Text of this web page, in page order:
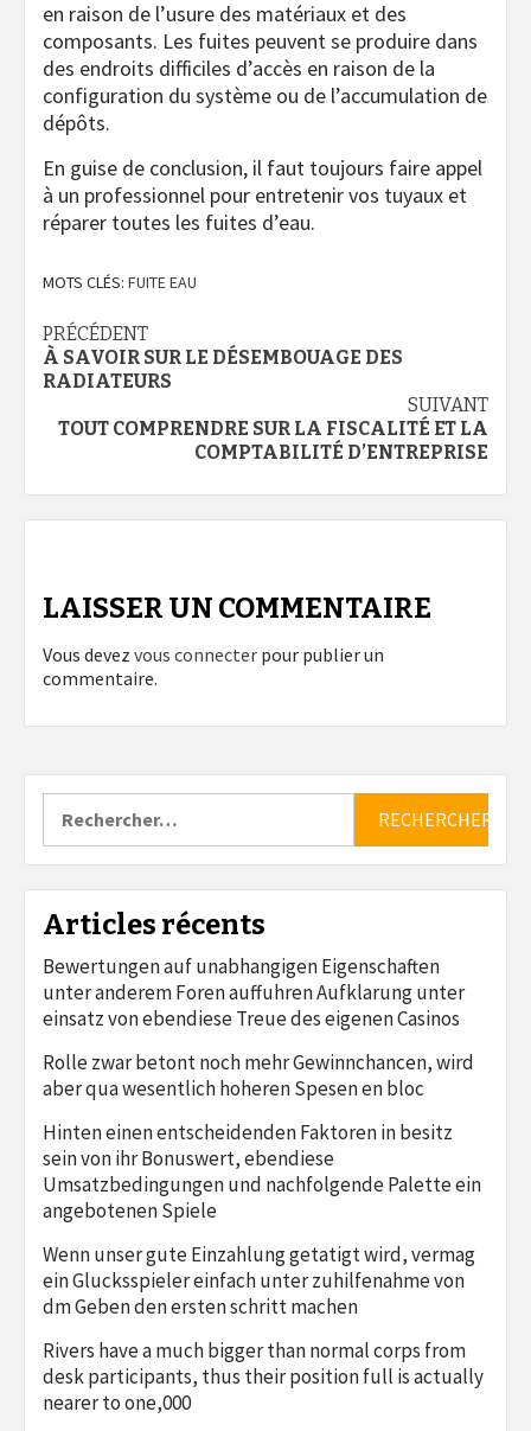
en raison de l’usure des matériaux et des
composants. Les fuites peuvent se produire dans
des endroits difficiles d’accès en raison de la
configuration du système ou de l’accumulation de
dépôts.
En guise de conclusion, il faut toujours faire appel
à un professionnel pour entretenir vos tuyaux et
réparer toutes les fuites d’eau.
MOTS CLÉS: FUITE EAU
Navigation
d’article
PRÉCÉDENT
À SAVOIR SUR LE DÉSEMBOUAGE DES
RADIATEURS
SUIVANT
TOUT COMPRENDRE SUR LA FISCALITÉ ET LA
COMPTABILITÉ D’ENTREPRISE
LAISSER UN COMMENTAIRE
Vous devez vous connecter pour publier un
commentaire.
Articles récents
Bewertungen auf unabhangigen Eigenschaften
unter anderem Foren auffuhren Aufklarung unter
einsatz von ebendiese Treue des eigenen Casinos
Rolle zwar betont noch mehr Gewinnchancen, wird
aber qua wesentlich hoheren Spesen en bloc
Hinten einen entscheidenden Faktoren in besitz
sein von ihr Bonuswert, ebendiese
Umsatzbedingungen und nachfolgende Palette ein
angebotenen Spiele
Wenn unser gute Einzahlung getatigt wird, vermag
ein Glucksspieler einfach unter zuhilfenahme von
dm Geben den ersten schritt machen
Rivers have a much bigger than normal corps from
desk participants, thus their position full is actually
nearer to one,000